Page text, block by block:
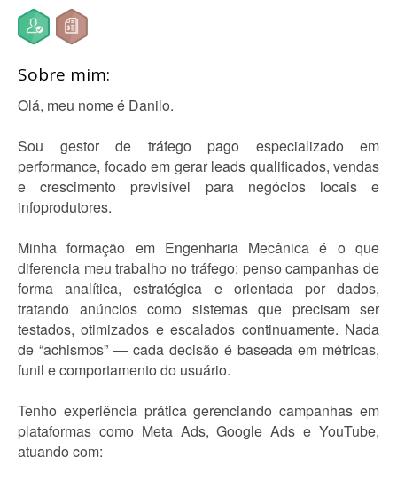
Sobre mim:
Olá, meu nome é Danilo.
Sou gestor de tráfego pago especializado em
performance, focado em gerar leads qualificados, vendas
e crescimento previsível para negócios locais e
infoprodutores.
Minha formação em Engenharia Mecânica é o que
diferencia meu trabalho no tráfego: penso campanhas de
forma analítica, estratégica e orientada por dados,
tratando anúncios como sistemas que precisam ser
testados, otimizados e escalados continuamente. Nada
de “achismos” — cada decisão é baseada em métricas,
funil e comportamento do usuário.
Tenho experiência prática gerenciando campanhas em
plataformas como Meta Ads, Google Ads e YouTube,
atuando com: